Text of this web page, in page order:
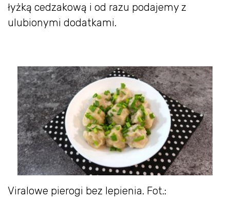
łyżką cedzakową i od razu podajemy z
ulubionymi dodatkami.
Viralowe pierogi bez lepienia. Fot.: